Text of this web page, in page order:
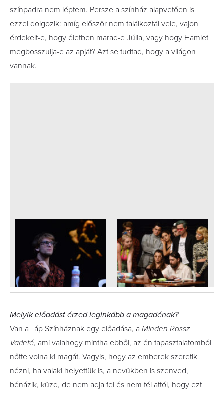
színpadra nem léptem. Persze a színház alapvetően is
ezzel dolgozik: amíg először nem találkoztál vele, vajon
érdekelt-e, hogy életben marad-e Júlia, vagy hogy Hamlet
megbosszulja-e az apját? Azt se tudtad, hogy a világon
vannak.
Melyik előadást érzed leginkább a magadénak?
Van a Táp Színháznak egy előadása, a Minden Rossz
Varieté, ami valahogy mintha ebből, az én tapasztalatomból
nőtte volna ki magát. Vagyis, hogy az emberek szeretik
nézni, ha valaki helyettük is, a nevükben is szenved,
bénázik, küzd, de nem adja fel és nem fél attól, hogy ezt